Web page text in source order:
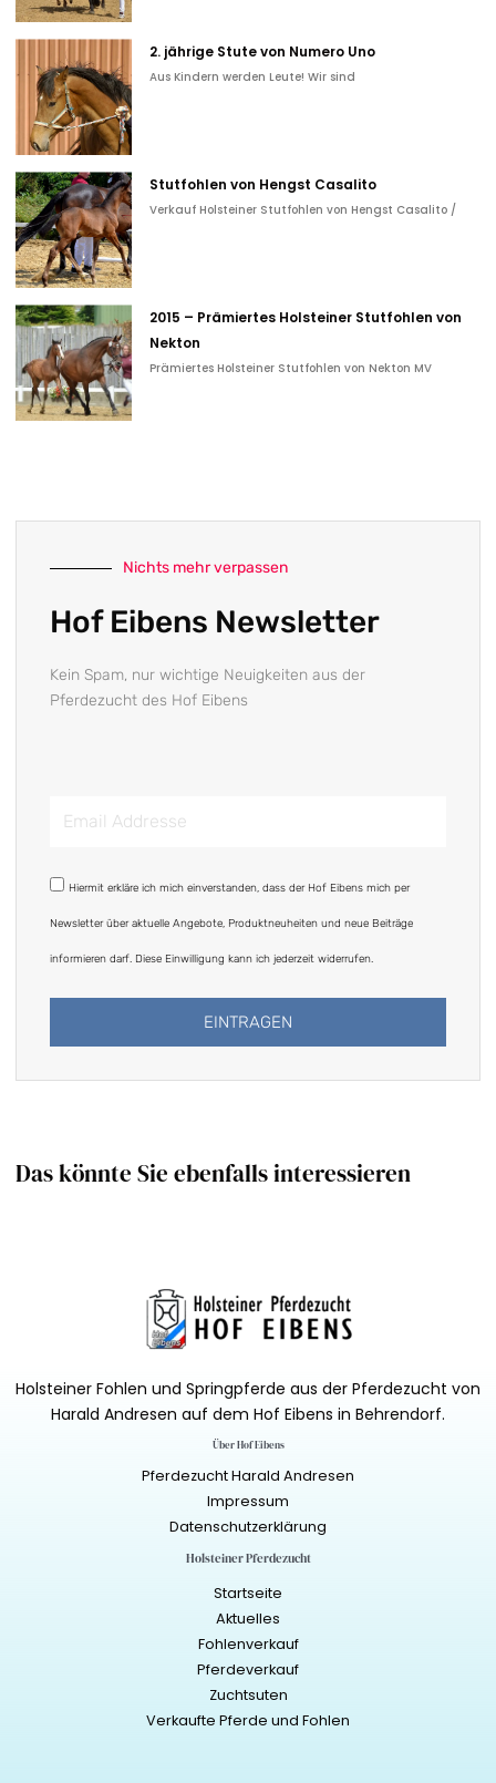
2. jährige Stute von Numero Uno
Aus Kindern werden Leute! Wir sind
Stutfohlen von Hengst Casalito
Verkauf Holsteiner Stutfohlen von Hengst Casalito /
2015 – Prämiertes Holsteiner Stutfohlen von
Nekton
Prämiertes Holsteiner Stutfohlen von Nekton MV
Nichts mehr verpassen
Hof Eibens Newsletter
Kein Spam, nur wichtige Neuigkeiten aus der
Pferdezucht des Hof Eibens
DSGVO
Hiermit erkläre ich mich einverstanden, dass der Hof Eibens mich per
Newsletter über aktuelle Angebote, Produktneuheiten und neue Beiträge
informieren darf. Diese Einwilligung kann ich jederzeit widerrufen.
EINTRAGEN
Das könnte Sie ebenfalls interessieren
Holsteiner Fohlen und Springpferde aus der Pferdezucht von
Harald Andresen auf dem Hof Eibens in Behrendorf.
Über Hof Eibens
Pferdezucht Harald Andresen
Impressum
Datenschutzerklärung
Holsteiner Pferdezucht
Startseite
Aktuelles
Fohlenverkauf
Pferdeverkauf
Zuchtsuten
Verkaufte Pferde und Fohlen